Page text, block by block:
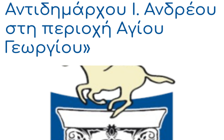
Αντιδημάρχου Ι. Ανδρέου
στη περιοχή Αγίου
Γεωργίου»